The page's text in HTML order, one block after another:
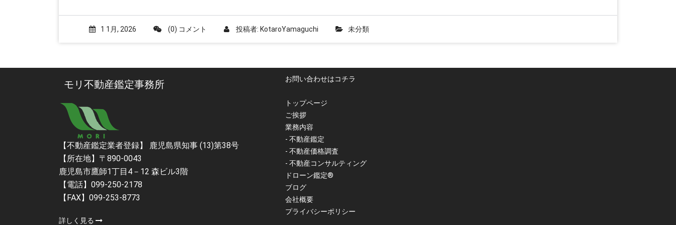
1 1月, 2026 (0) コメント 投稿者: KotaroYamaguchi 未分類
モリ不動産鑑定事務所
【不動産鑑定業者登録】 鹿児島県知事 (13)第38号
【所在地】〒890-0043
鹿児島市鷹師1丁目4－12 森ビル3階
【電話】099-250-2178
【FAX】099-253-8773
詳しく見る
お問い合わせはコチラ
トップページ
ご挨拶
業務内容
- 不動産鑑定
- 不動産価格調査
- 不動産コンサルティング
ドローン鑑定®
ブログ
会社概要
プライバシーポリシー